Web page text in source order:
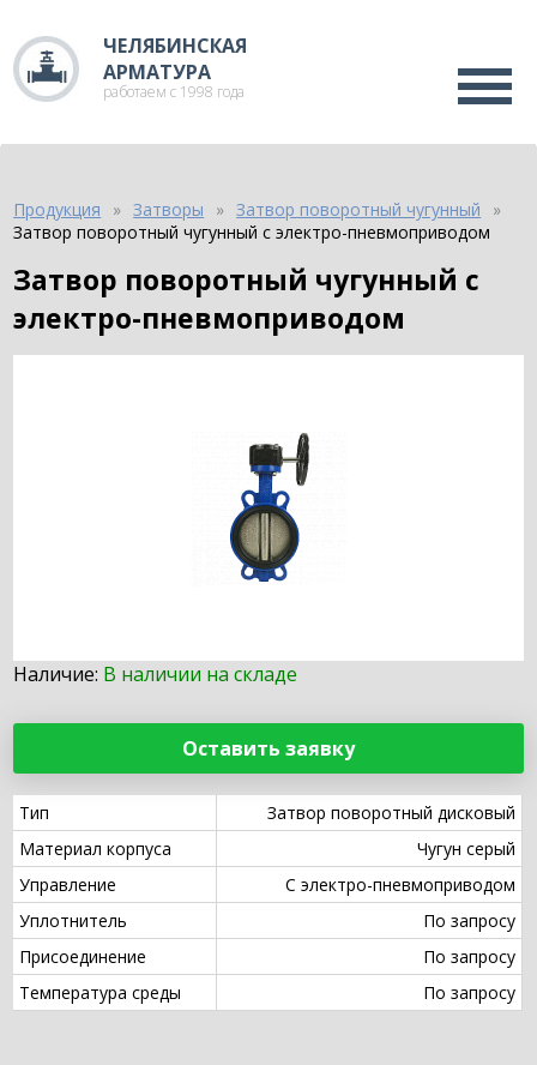
ЧЕЛЯБИНСКАЯ
АРМАТУРА
работаем с 1998 года
Продукция Затворы
Затвор поворотный чугунный
Затвор поворотный чугунный с электро-пневмоприводом
Затвор поворотный чугунный с
электро-пневмоприводом
Наличие: В наличии на складе
Оставить заявку
Тип
Затвор поворотный дисковый
Материал корпуса
Чугун серый
Управление
С электро-пневмоприводом
Уплотнитель
По запросу
Присоединение
По запросу
Температура среды
По запросу